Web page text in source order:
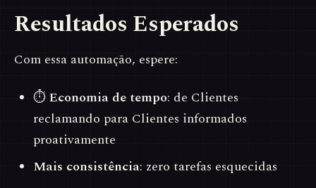
Resultados Esperados
Com essa automação, espere:
⏱Economia de tempo: de Clientes
reclamando para Clientes informados
proativamente
Mais consistência: zero tarefas esquecidas